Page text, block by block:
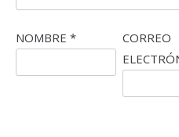
NOMBRE *
CORREO